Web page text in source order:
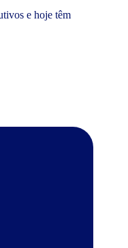
e hoje têm